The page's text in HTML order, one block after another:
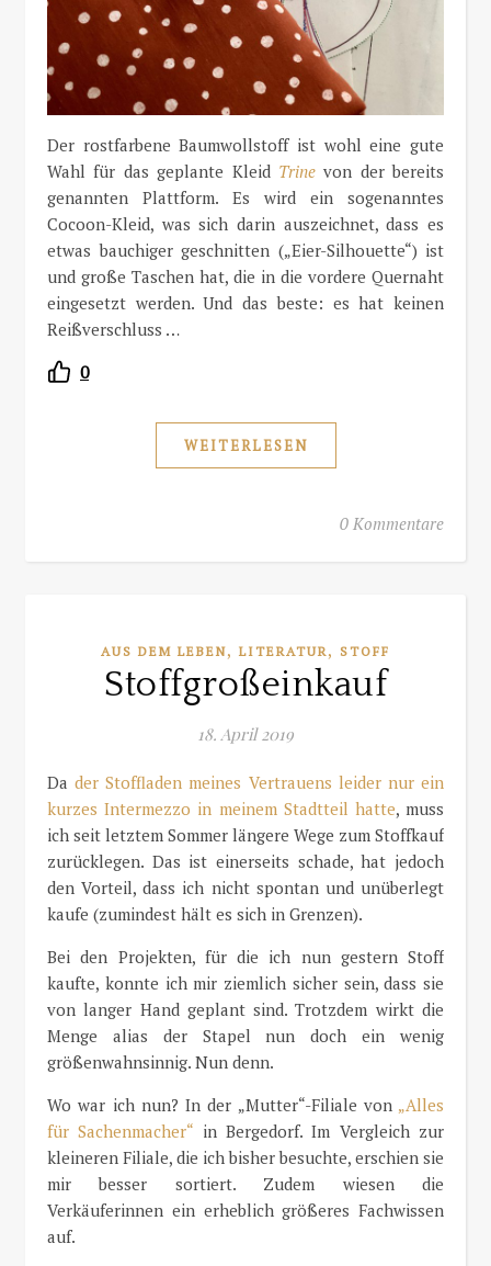
Der rostfarbene Baumwollstoff ist wohl eine gute
Wahl für das geplante Kleid Trinevon der bereits
genannten Plattform. Es wird ein sogenanntes
Cocoon-Kleid, was sich darin auszeichnet, dass es
etwas bauchiger geschnitten („Eier-Silhouette“) ist
und große Taschen hat, die in die vordere Quernaht
eingesetzt werden. Und das beste: es hat keinen
Reißverschluss …
0
WEITERLESEN
0 Kommentare
AUS DEM LEBEN, LITERATUR , STOFF
Stoffgroßeinkauf
18. April 2019
Dader Stoffladen meines Vertrauens leider nur ein
kurzes Intermezzo in meinem Stadtteil hatte, muss
ich seit letztem Sommer längere Wege zum Stoffkauf
zurücklegen. Das ist einerseits schade, hat jedoch
den Vorteil, dass ich nicht spontan und unüberlegt
kaufe (zumindest hält es sich in Grenzen).
Bei den Projekten, für die ich nun gestern Stoff
kaufte, konnte ich mir ziemlich sicher sein, dass sie
von langer Hand geplant sind. Trotzdem wirkt die
Menge alias der Stapel nun doch ein wenig
größenwahnsinnig. Nun denn.
Wo war ich nun? In der „Mutter“-Filiale von „Alles
für Sachenmacher“ in Bergedorf. Im Vergleich zur
kleineren Filiale, die ich bisher besuchte, erschien sie
mir besser sortiert. Zudem wiesen die
Verkäuferinnen ein erheblich größeres Fachwissen
auf.